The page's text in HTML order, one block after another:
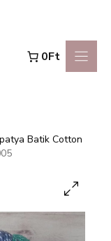
0Ft
Batik Cotton